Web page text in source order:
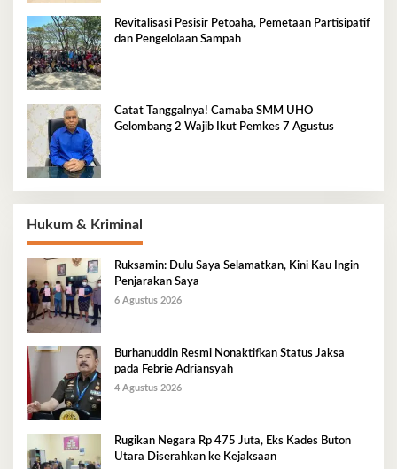
Revitalisasi Pesisir Petoaha, Pemetaan Partisipatif
dan Pengelolaan Sampah
Catat Tanggalnya! Camaba SMM UHO
Gelombang 2 Wajib Ikut Pemkes 7 Agustus
Hukum & Kriminal
Ruksamin: Dulu Saya Selamatkan, Kini Kau Ingin
Penjarakan Saya
6 Agustus 2026
Burhanuddin Resmi Nonaktifkan Status Jaksa
pada Febrie Adriansyah
4 Agustus 2026
Rugikan Negara Rp 475 Juta, Eks Kades Buton
Utara Diserahkan ke Kejaksaan